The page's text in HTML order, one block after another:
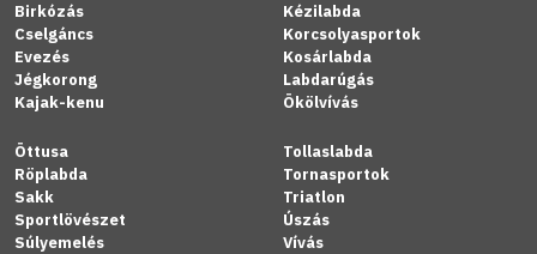
Birkózás
Cselgáncs
Evezés
Jégkorong
Kajak-kenu
Kézilabda
Korcsolyasportok
Kosárlabda
Labdarúgás
Ökölvívás
Öttusa
Röplabda
Sakk
Sportlövészet
Súlyemelés
Tollaslabda
Tornasportok
Triatlon
Úszás
Vívás